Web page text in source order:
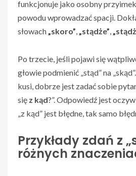
funkcjonuje jako osobny
powodu wprowadzać spacji.
słowach„skoro”,„stądże”,
Po trzecie, jeśli pojawi się
głowie podmienić „stąd” na
kusi, dobrze jest zadać sobie
się z kąd?”. Odpowiedź jest
„z kąd” jest błędne, tak samo
Przykłady zdań z
różnych